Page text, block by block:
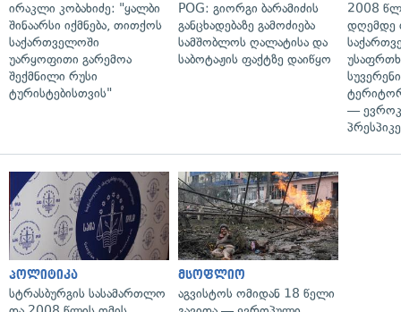
ირაკლი კობახიძე: "ყალბი
შინაარსი იქმნება, თითქოს
საქართველოში
უარყოფითი გარემოა
შექმნილი რუსი
ტურისტებისთვის"
POG: გიორგი ბარამიძის
განცხადებაზე გამოძიება
სამშობლოს ღალატისა და
საბოტაჟის ფაქტზე დაიწყო
2008
დღემდე
—
პოლიტიკა
სტრასბურგის სასამართლო
მსოფლიო
აგვისტოს ომიდან 18 წელი